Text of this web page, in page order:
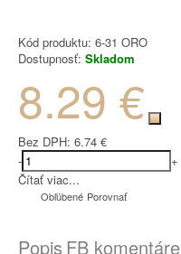
Kód produktu: 6-31 ORO
Dostupnosť: Skladom
8.29 €
Bez DPH: 6.74 €
-
+
Čítať viac...
Obľúbené Porovnať
Popis FB komentáre